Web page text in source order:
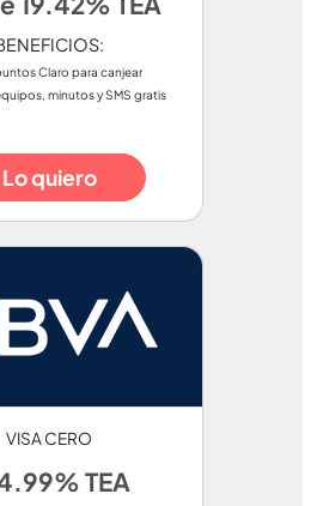
Claro para canjear
minutos y SMS gratis
Lo quiero
VISA CERO
TEA